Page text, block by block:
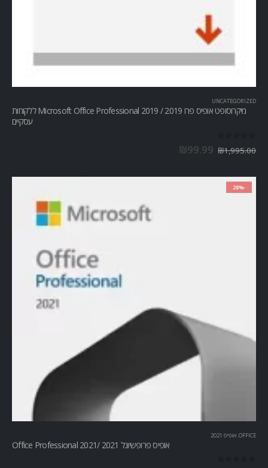
UNCATEGORIZED
מיקרוסופט אופיס פרו Microsoft Office Professional 2019 / 2019 ללקוחות
עסקיים
₪1,995.00
₪99.99
-28%
OFFICE
, אופיס 2021
אופיס פרופשיונל 2021 /Office Professional 2021